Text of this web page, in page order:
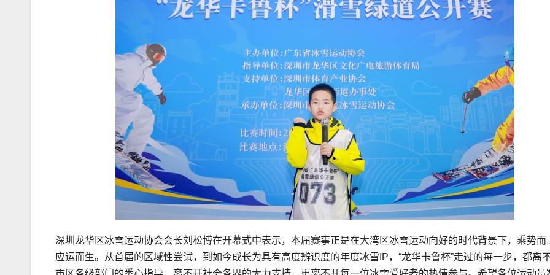
深圳龙华区冰雪运动协会会长刘松博在开幕式中表示，本届赛事正是在大湾区冰雪运动向好的时代背景下，乘势而
应运而生。从首届的区域性尝试，到如今成长为具有高度辨识度的年度冰雪IP，“龙华卡鲁杯”走过的每一步，都离